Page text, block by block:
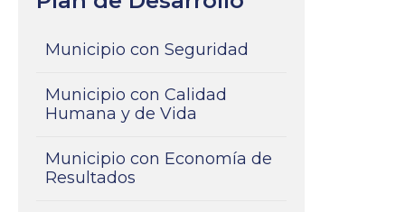
Municipio con Seguridad
Municipio con Calidad
Humana y de Vida
Municipio con Economía de
Resultados